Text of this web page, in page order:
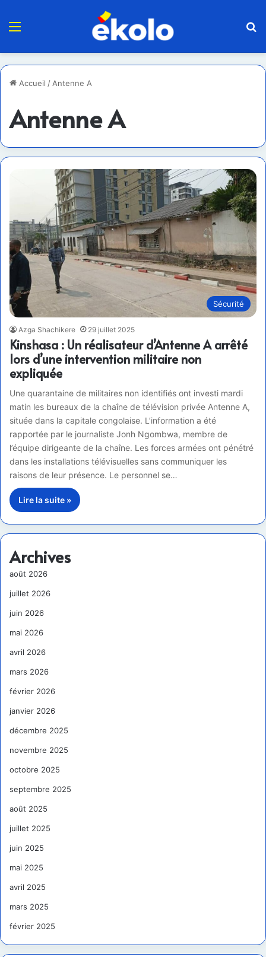
Menu
Accueil / Antenne A
Antenne A
Sécurité
Azga Shachikere 29 juillet 2025
Kinshasa : Un réalisateur d’Antenne A arrêté
lors d’une intervention militaire non
expliquée
Une quarantaine de militaires non identifiés ont investi mardi
matin les bureaux de la chaîne de télévision privée Antenne A,
située dans la capitale congolaise. L’information a été
rapportée par le journaliste Jonh Ngombwa, membre de
l’équipe dirigeante de la chaîne. Les forces armées ont pénétré
dans les installations télévisuelles sans communiquer les
raisons de leur présence. Le personnel se…
Lire la suite »
Archives
août 2026
juillet 2026
juin 2026
mai 2026
avril 2026
mars 2026
février 2026
janvier 2026
décembre 2025
novembre 2025
octobre 2025
septembre 2025
août 2025
juillet 2025
juin 2025
mai 2025
avril 2025
mars 2025
février 2025